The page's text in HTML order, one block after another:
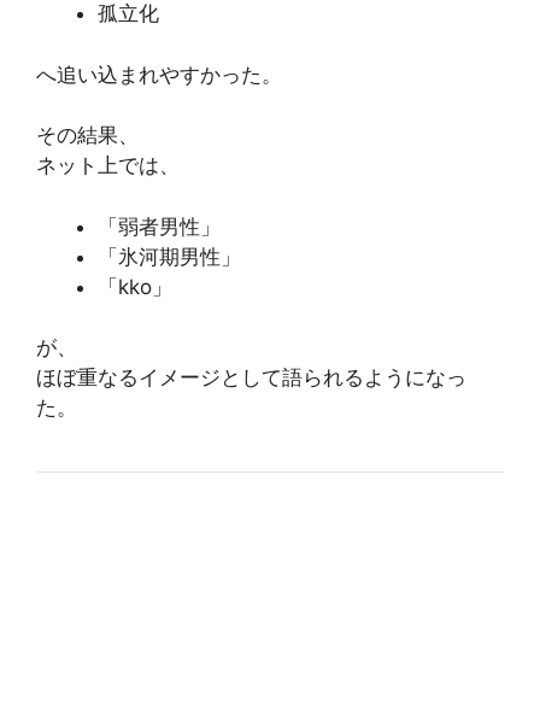
孤立化
へ追い込まれやすかった。
その結果、
ネット上では、
「弱者男性」
「氷河期男性」
「kko」
が、
ほぼ重なるイメージとして語られるようになっ
た。